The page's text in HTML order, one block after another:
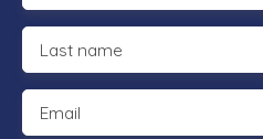
Last name
Email